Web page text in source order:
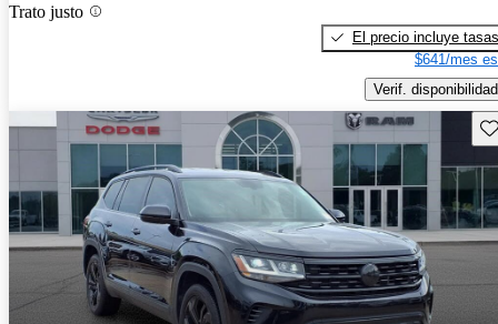
Trato justo
El precio incluye tasas
$641/mes
Verif. disponibilidad